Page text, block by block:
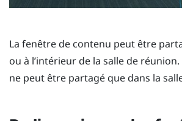
La fenêtre de contenu peut être
ou à l’intérieur de la salle de
ne peut être partagé que dans la